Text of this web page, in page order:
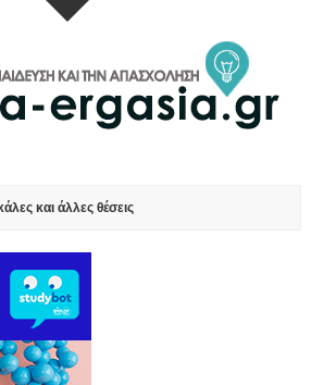
και άλλες θέσεις